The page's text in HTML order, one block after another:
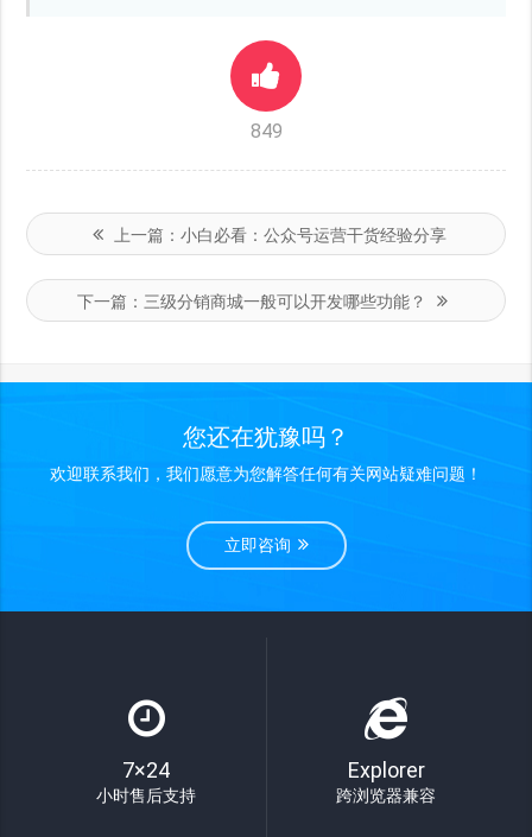
849
上一篇： 小白必看：公众号运营干货经验分享
下一篇： 三级分销商城一般可以开发哪些功能？
您还在犹豫吗？
欢迎联系我们，我们愿意为您解答任何有关网站疑难问题！
立即咨询
7×24
小时售后支持
Explorer
跨浏览器兼容